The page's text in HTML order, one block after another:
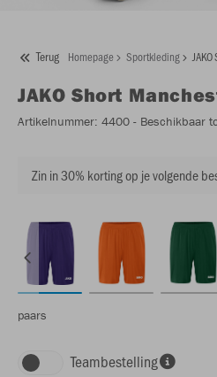
Terug Homepage Sportkleding
JAKO Short
Artikelnummer: 4400 - Beschikbaar
Zin in 30% korting op je volgende
paars
Teambestelling